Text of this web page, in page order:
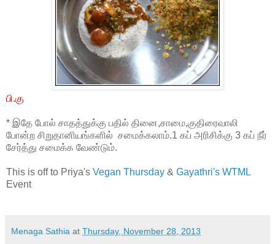
பி.கு
* இதே போல் சாதத்துக்கு பதில் தினை,சாமை,குதிரைவாலி
போன்ற சிறுதானியங்களில் சமைக்கலாம்.1 கப் அரிசிக்கு 3 கப் நீர்
சேர்த்து சமைக்க வேண்டும்.
This is off to Priya's Vegan Thursday & Gayathri's WTML
Event
Menaga Sathia at Thursday, November 28, 2013